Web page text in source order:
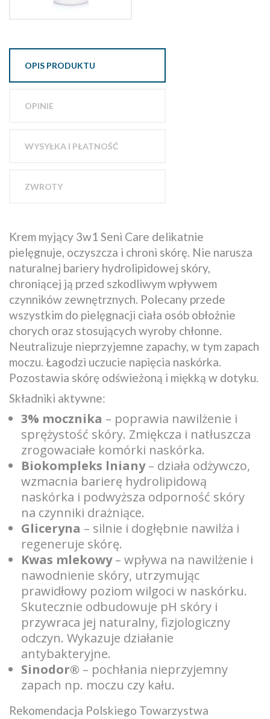
OPIS PRODUKTU
OPINIE
WYSYŁKA I PŁATNOŚĆ
ZWROTY
Krem myjący 3w1 Seni Care delikatnie
pielęgnuje, oczyszcza i chroni skórę. Nie narusza
naturalnej bariery hydrolipidowej skóry,
chroniącej ją przed szkodliwym wpływem
czynników zewnętrznych. Polecany przede
wszystkim do pielęgnacji ciała osób obłożnie
chorych oraz stosujących wyroby chłonne.
Neutralizuje nieprzyjemne zapachy, w tym zapach
moczu. Łagodzi uczucie napięcia naskórka.
Pozostawia skórę odświeżoną i miękką w dotyku.
Składniki aktywne:
3% mocznika – poprawia nawilżenie i
sprężystość skóry. Zmiękcza i natłuszcza
zrogowaciałe komórki naskórka.
Biokompleks lniany– działa odżywczo,
wzmacnia barierę hydrolipidową
naskórka i podwyższa odporność skóry
na czynniki drażniące.
Gliceryna – silnie i dogłębnie nawilża i
regeneruje skórę.
Kwas mlekowy– wpływa na nawilżenie i
nawodnienie skóry, utrzymując
prawidłowy poziom wilgoci w naskórku.
Skutecznie odbudowuje pH skóry i
przywraca jej naturalny, fizjologiczny
odczyn. Wykazuje działanie
antybakteryjne.
Sinodor® – pochłania nieprzyjemny
zapach np. moczu czy kału.
Rekomendacja Polskiego Towarzystwa